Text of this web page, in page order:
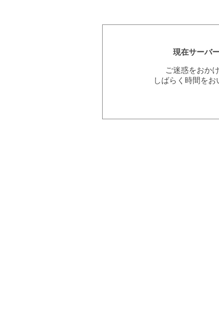
現在サーバ
ご迷惑をおか
しばらく時間を